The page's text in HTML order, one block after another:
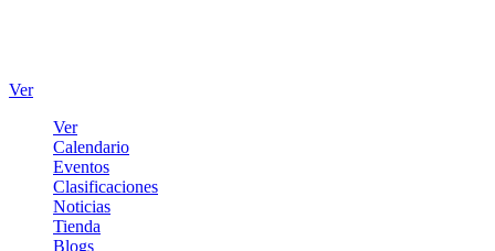
Ver
Ver
Calendario
Eventos
Clasificaciones
Noticias
Tienda
Blogs